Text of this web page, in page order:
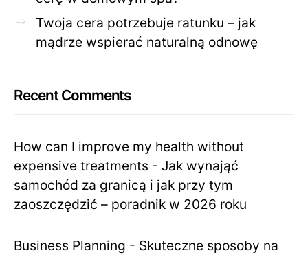
Twoja cera potrzebuje ratunku – jak
mądrze wspierać naturalną odnowę
Recent Comments
How can I improve my health without
expensive treatments - Jak wynająć
samochód za granicą i jak przy tym
zaoszczędzić – poradnik w 2026 roku
Business Planning - Skuteczne sposoby na